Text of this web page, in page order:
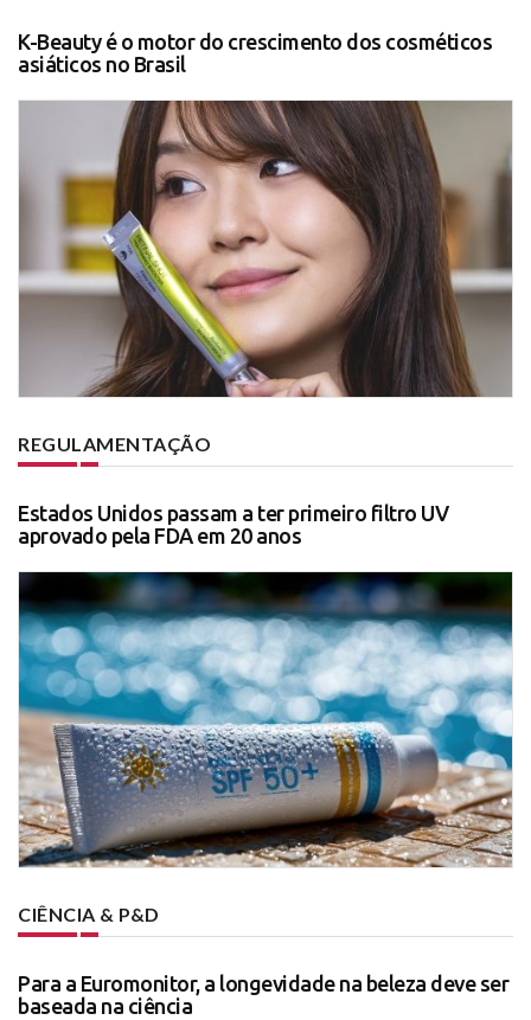
K-Beauty é o motor do crescimento dos cosméticos
asiáticos no Brasil
REGULAMENTAÇÃO
Estados Unidos passam a ter primeiro filtro UV
aprovado pela FDA em 20 anos
CIÊNCIA & P&D
Para a Euromonitor, a longevidade na beleza deve ser
baseada na ciência